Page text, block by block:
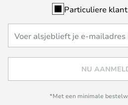
Particuliere klant
NU
*Met een minimale